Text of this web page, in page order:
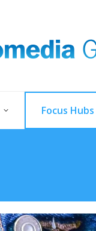
Focus Hubs